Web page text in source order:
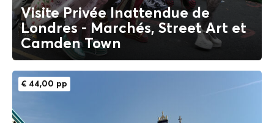
Visite Privée Inattendue de
Londres - Marchés, Street Art et
Camden Town
€ 44,00 pp